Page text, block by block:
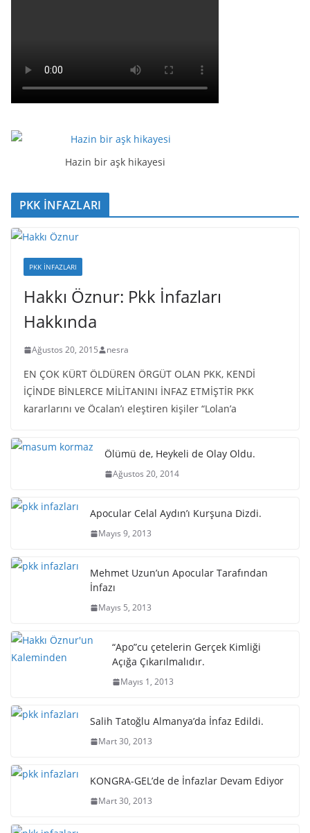
Hazin bir aşk hikayesi
PKK İNFAZLARI
PKK İNFAZLARI
Hakkı Öznur: Pkk İnfazları
Hakkında
Ağustos 20, 2015 nesra
EN ÇOK KÜRT ÖLDÜREN ÖRGÜT OLAN PKK, KENDİ
İÇİNDE BİNLERCE MİLİTANINI İNFAZ ETMİŞTİR PKK
kararlarını ve Öcalan’ı eleştiren kişiler “Lolan’a
Ölümü de, Heykeli de Olay Oldu.
Ağustos 20, 2014
Apocular Celal Aydın’ı Kurşuna Dizdi.
Mayıs 9, 2013
Mehmet Uzun’un Apocular Tarafından
İnfazı
Mayıs 5, 2013
“Apo”cu çetelerin Gerçek Kimliği
Açığa Çıkarılmalıdır.
Mayıs 1, 2013
Salih Tatoğlu Almanya’da İnfaz Edildi.
Mart 30, 2013
KONGRA-GEL’de de İnfazlar Devam Ediyor
Mart 30, 2013